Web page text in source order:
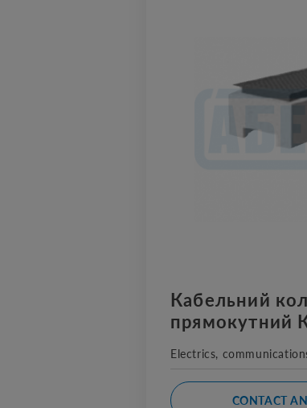
Кабельний
прямокутний
Electrics,
CONTACT